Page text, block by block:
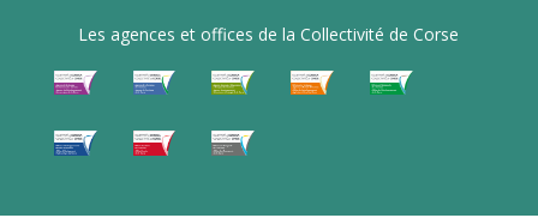
Les agences et offices de la Collectivité de Corse